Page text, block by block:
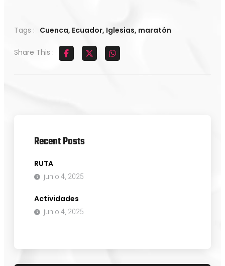
Tags : Cuenca, Ecuador, Iglesias, maratón
Share This :
Recent Posts
RUTA
junio 4, 2025
Actividades
junio 4, 2025